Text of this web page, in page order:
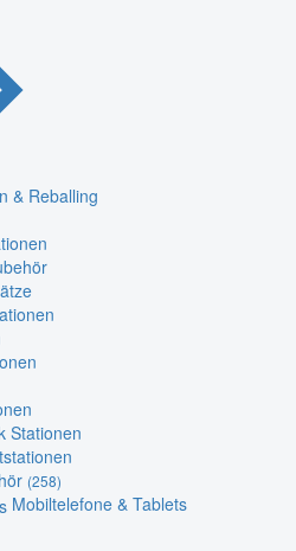
& Reballing
Stationen
(258)
Mobiltelefone & Tablets